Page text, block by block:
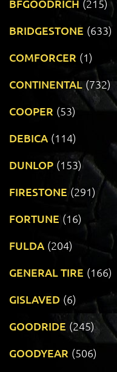
BFGOODRICH (215)
BRIDGESTONE (633)
COMFORCER (1)
CONTINENTAL (732)
COOPER (53)
DEBICA (114)
DUNLOP (153)
FIRESTONE (291)
FORTUNE (16)
FULDA (204)
GENERAL TIRE (166)
GISLAVED (6)
GOODRIDE (245)
GOODYEAR (506)